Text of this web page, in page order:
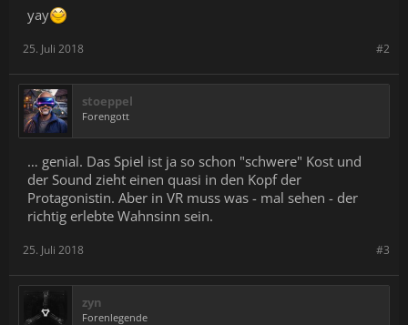
yay
#2
25. Juli 2018
stoeppel
Forengott
… genial. Das Spiel ist ja so schon "schwere" Kost und
der Sound zieht einen quasi in den Kopf der
Protagonistin. Aber in VR muss was - mal sehen - der
richtig erlebte Wahnsinn sein.
#3
25. Juli 2018
zyn
Forenlegende